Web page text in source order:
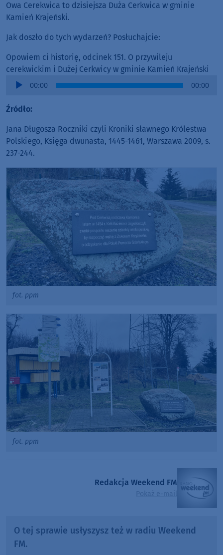
Owa Cerekwica to dzisiejsza Duża Cerkwica w gminie
Kamień Krajeński.
Jak doszło do tych wydarzeń? Posłuchajcie:
Opowiem ci historię, odcinek 151. O przywileju
cerekwickim i Dużej Cerkwicy w gminie Kamień Krajeński
Audio
00:00 00:00
Źródło:
Jana Długosza Roczniki czyli Kroniki sławnego Królestwa
Polskiego, Księga dwunasta, 1445-1461, Warszawa 2009, s.
237-244.
fot. ppm
fot. ppm
Redakcja Weekend FM
Pokaż e-mail
O tej sprawie usłyszysz też w radiu Weekend
FM.